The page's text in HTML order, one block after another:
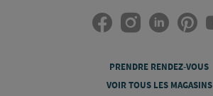
PRENDRE RENDEZ-VOUS
VOIR TOUS LES MAGASINS